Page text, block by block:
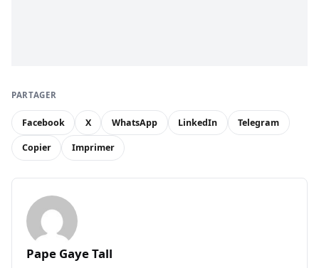
PARTAGER
Facebook X WhatsApp LinkedIn Telegram
Copier Imprimer
Pape Gaye Tall